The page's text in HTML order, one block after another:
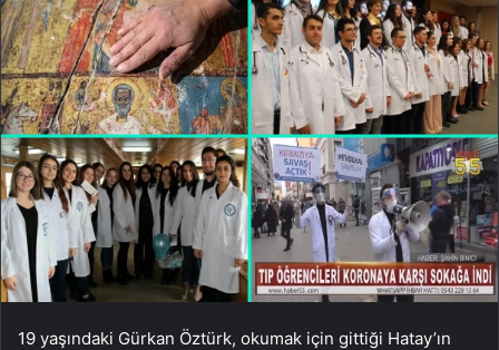
19 yaşındaki Gürkan Öztürk, okumak için gittiği Hatay’ın